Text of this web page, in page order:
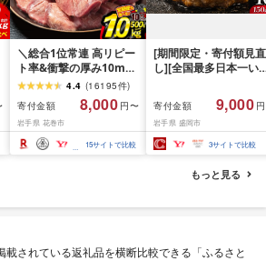
＼総合1位常連 高リピー
ト率&衝撃の厚み10mm
厚切り牛タン 塩味/ ≪ス
ピード発送!!10営業日以
内発送≫ 選べる内容量
500g / 1kg 定期便 毎月
届く 牛肉 肉 BBQ ふるさ
と 人気 ランキング 岩手
4.4 (16195件)
寄付金額
8,000 円〜
岩手県 花巻市
15サイトで比較
[期間限定・寄付額見直
し][全国最多日本一い
1.5kg(150g×10個) い
て牛 × 岩中豚 ハンバー
グ 合挽き 合い挽き 黒
和牛 人気 冷凍 個包装
分け 冷凍 牛肉 豚肉 和
ビーフ ポーク はんば
ぐ 挽肉 お肉 ミンチ 肉
キング 1位 1万円以下
寄付金額 9,000
岩手県 盛岡市
3サイトで比較
もっと見る
されている返礼品を横断比較できる「ふるさと